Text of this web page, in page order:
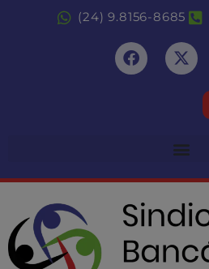
(24) 9.8156-8685